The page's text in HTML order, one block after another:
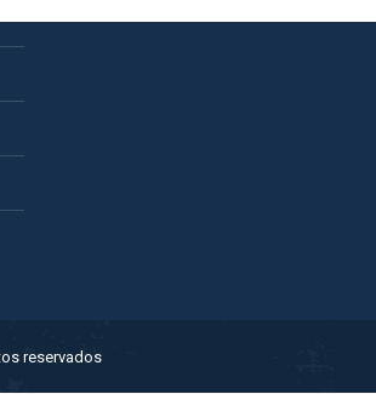
reservados